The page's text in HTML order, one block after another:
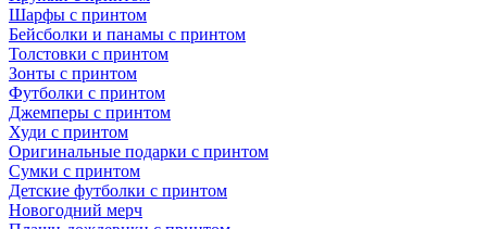
Шарфы с принтом
Бейсболки и панамы с принтом
Толстовки с принтом
Зонты с принтом
Футболки с принтом
Джемперы с принтом
Худи с принтом
Оригинальные подарки с принтом
Сумки с принтом
Детские футболки с принтом
Новогодний мерч